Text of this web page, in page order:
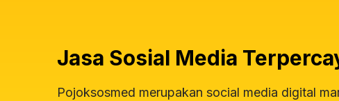
Jasa Sosial Media
Pojoksosmed merupakan social media digital